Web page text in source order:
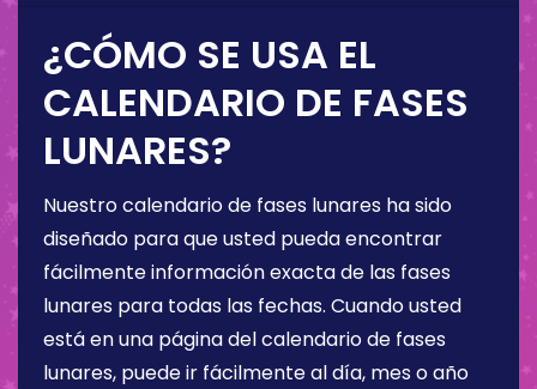
¿CÓMO SE USA EL
CALENDARIO DE FASES
LUNARES?
Nuestro calendario de fases lunares ha sido
diseñado para que usted pueda encontrar
fácilmente información exacta de las fases
lunares para todas las fechas. Cuando usted
está en una página del calendario de fases
lunares, puede ir fácilmente al día, mes o año